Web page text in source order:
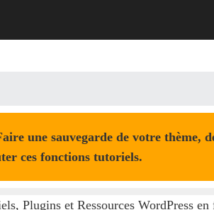
une sauvegarde de votre thème,
ces fonctions tutoriels.